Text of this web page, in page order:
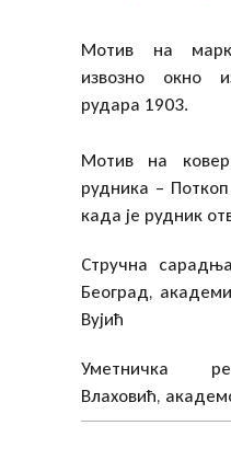
Мотив на
извозно окно
рудара 1903.
Мотив на
рудника –
када је рудник
Стручна
Београд,
Вујић
Уметничка
Влаховић,